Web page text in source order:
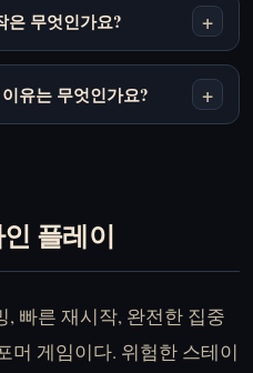
은 무엇인가요? +
유는 무엇인가요? +
플레이
, 빠른 재시작, 완전한 집중
머 게임이다. 위험한 스테이